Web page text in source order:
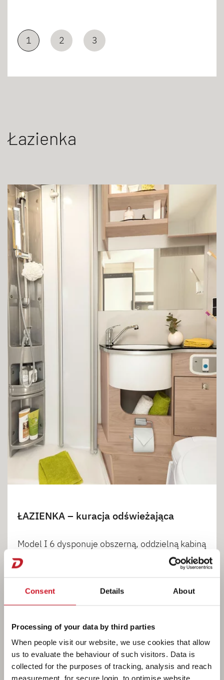
Consent Details About
Processing of your data by third parties
When people visit our website, we use cookies that allow
us to evaluate the behaviour of such visitors. Data is
collected for the purposes of tracking, analysis and reach
measurement, for secure login, to optimise website
1 2 3
Łazienka
ŁAZIENKA – kuracja odświeżająca
Model I 6 dysponuje obszerną, oddzielną kabiną
prysznicową, łatwo dostępną umywalką i dużą
ilością miejsca do przechowywania • I 6
1 2